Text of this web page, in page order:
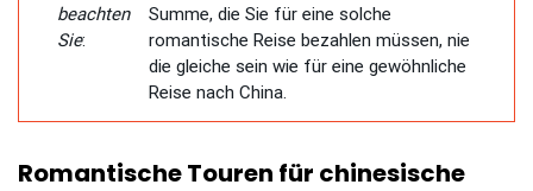
beachten
Sie:
Summe, die Sie für eine solche
romantische Reise bezahlen müssen, nie
die gleiche sein wie für eine gewöhnliche
Reise nach China.
Romantische Touren für chinesische